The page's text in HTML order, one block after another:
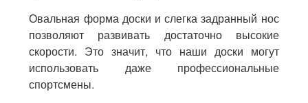
Овальная форма доски и слегка задранный нос
позволяют развивать достаточно высокие
скорости. Это значит, что наши доски могут
использовать даже профессиональные
спортсмены.